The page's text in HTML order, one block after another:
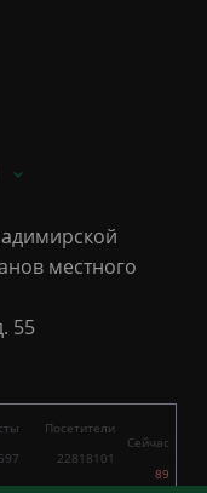
местного
55
Посетители
22818101
7711
Сейчас
89